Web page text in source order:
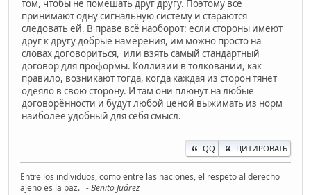
том, чтобы не помешать друг другу. Поэтому все
принимают одну сигнальную систему и стараются
следовать ей. В праве всё наоборот: если стороны имеют
друг к другу добрые намерения, им можно просто на
словах договориться, или взять самый стандартный
договор для проформы. Коллизии в толковании, как
правило, возникают тогда, когда каждая из сторон тянет
одеяло в свою сторону. И там они плюнут на любые
договорённости и будут любой ценой выжимать из норм
наиболее удобный для себя смысл.
QQ ЦИТИРОВАТЬ
Entre los individuos, como entre las naciones, el respeto al derecho
ajeno es la paz. - Benito Juárez